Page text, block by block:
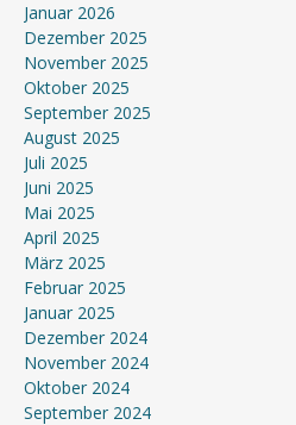
Januar 2026
Dezember 2025
November 2025
Oktober 2025
September 2025
August 2025
Juli 2025
Juni 2025
Mai 2025
April 2025
März 2025
Februar 2025
Januar 2025
Dezember 2024
November 2024
Oktober 2024
September 2024